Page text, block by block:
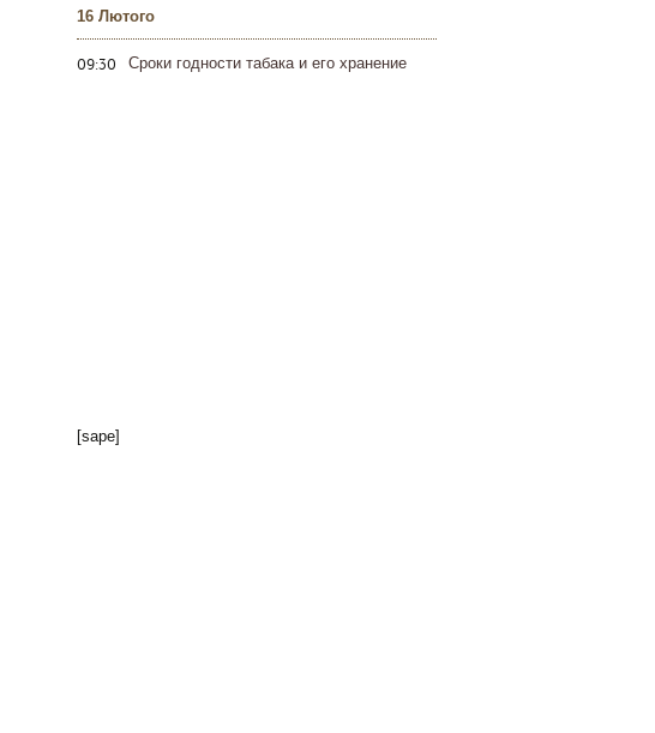
16 Лютого
09:30 Сроки годности табака и его хранение
[sape]